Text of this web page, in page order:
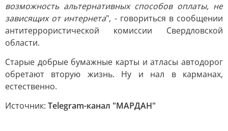
возможность альтернативных способов оплаты, не
зависящих от интернета", - говориться в сообщении
антитеррористической комиссии Свердловской
области.
Старые добрые бумажные карты и атласы автодорог
обретают вторую жизнь. Ну и нал в карманах,
естественно.
Источник: Telegram-канал "МАРДАН"